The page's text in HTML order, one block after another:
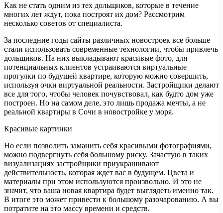
Как не стать одним из тех дольщиков, которые в течение
многих лет ждут, пока построят их дом? Рассмотрим
несколько советов от специалиста.
За последние годы сайты различных новостроек все больше
стали использовать современные технологии, чтобы привлечь
дольщиков. На них выкладывают красивые фото, для
потенциальных клиентов устраиваются виртуальные
прогулки по будущей квартире, которую можно совершить,
используя очки виртуальной реальности. Застройщики делают
все для того, чтобы человек почувствовал, как будто дом уже
построен. Но на самом деле, это лишь продажа мечты, а не
реальной квартиры в Сочи в новостройке у моря.
Красивые картинки
Но если позволить заманить себя красивыми фотографиями,
можно подвергнуть себя большому риску. Зачастую в таких
визуализациях застройщики приукрашивают
действительность, которая ждет вас в будущем. Цвета и
материалы при этом используются произвольно. И это не
значит, что ваша новая квартира будет выглядеть именно так.
В итоге это может привести к большому разочарованию. А вы
потратите на это массу времени и средств.